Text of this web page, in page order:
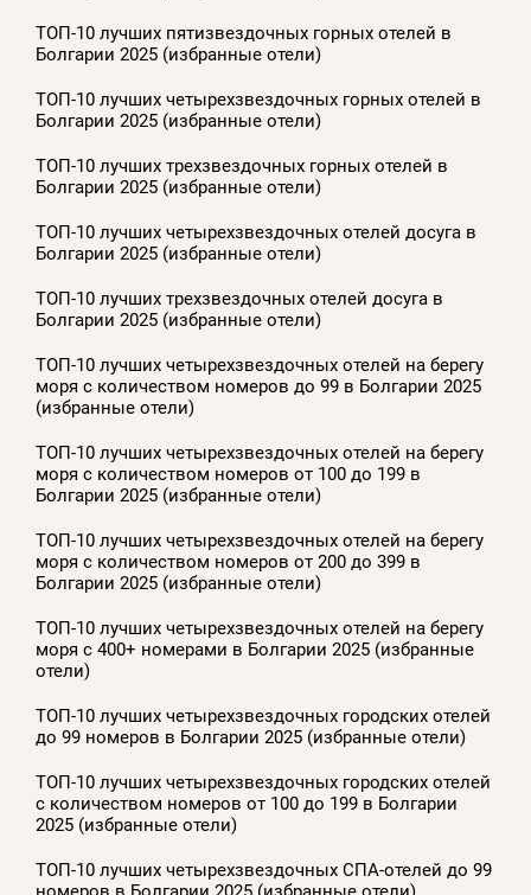
ТОП-10 лучших пятизвездочных горных отелей в
Болгарии 2025 (избранные отели)
ТОП-10 лучших четырехзвездочных горных отелей в
Болгарии 2025 (избранные отели)
ТОП-10 лучших трехзвездочных горных отелей в
Болгарии 2025 (избранные отели)
ТОП-10 лучших четырехзвездочных отелей досуга в
Болгарии 2025 (избранные отели)
ТОП-10 лучших трехзвездочных отелей досуга в
Болгарии 2025 (избранные отели)
ТОП-10 лучших четырехзвездочных отелей на берегу
моря с количеством номеров до 99 в Болгарии 2025
(избранные отели)
ТОП-10 лучших четырехзвездочных отелей на берегу
моря с количеством номеров от 100 до 199 в
Болгарии 2025 (избранные отели)
ТОП-10 лучших четырехзвездочных отелей на берегу
моря с количеством номеров от 200 до 399 в
Болгарии 2025 (избранные отели)
ТОП-10 лучших четырехзвездочных отелей на берегу
моря с 400+ номерами в Болгарии 2025 (избранные
отели)
ТОП-10 лучших четырехзвездочных городских отелей
до 99 номеров в Болгарии 2025 (избранные отели)
ТОП-10 лучших четырехзвездочных городских отелей
с количеством номеров от 100 до 199 в Болгарии
2025 (избранные отели)
ТОП-10 лучших четырехзвездочных СПА-отелей до 99